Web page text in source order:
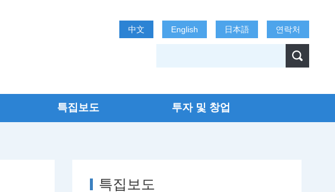
中文 English 日本語 연락처
특집보도 투자 및 창업
특집보도